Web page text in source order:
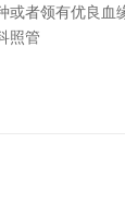
者领有优良
照管